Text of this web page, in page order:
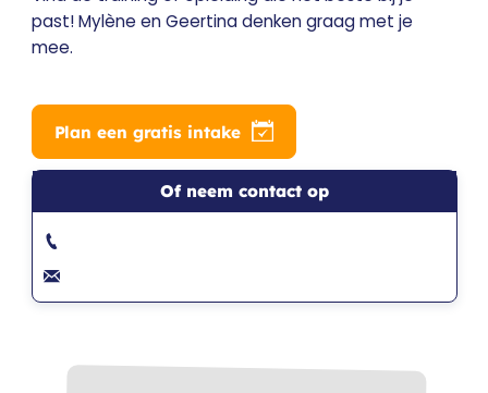
past! Mylène en Geertina denken graag met je
mee.
Plan een gratis intake
Of neem contact op